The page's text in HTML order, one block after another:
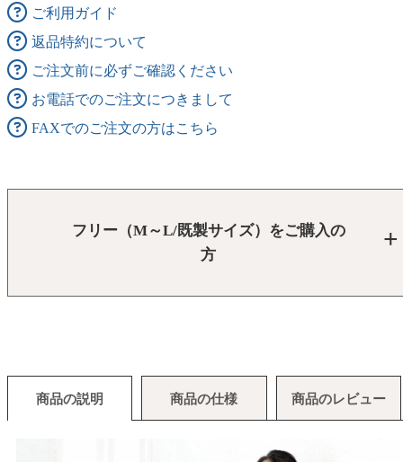
ご利用ガイド
返品特約について
ご注文前に必ずご確認ください
お電話でのご注文につきまして
FAXでのご注文の方はこちら
フリー（M～L/既製サイズ）をご購入の
方
商品の説明 商品の仕様 商品のレビュー